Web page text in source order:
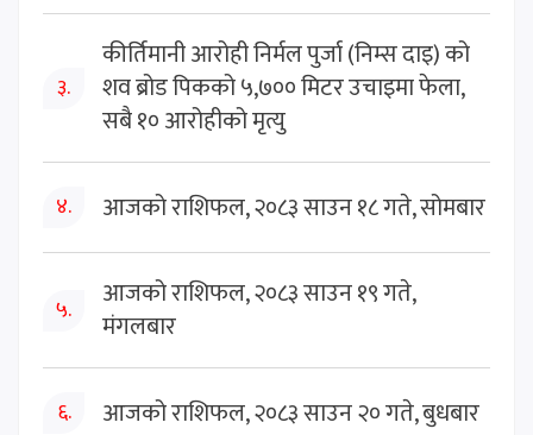
३.
कीर्तिमानी आरोही निर्मल पुर्जा (निम्स दाइ) को
शव ब्रोड पिकको ५,७०० मिटर उचाइमा फेला,
सबै १० आरोहीको मृत्यु
४. आजको राशिफल, २०८३ साउन १८ गते, सोमबार
५.
आजको राशिफल, २०८३ साउन १९ गते,
मंगलबार
६. आजको राशिफल, २०८३ साउन २० गते, बुधबार